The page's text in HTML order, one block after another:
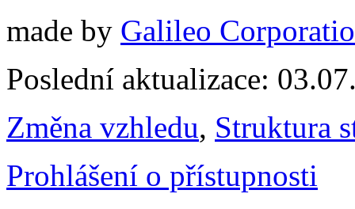
made by Galileo
Poslední aktualizace:
Změna vzhledu, Struktura
Prohlášení o přístupnosti